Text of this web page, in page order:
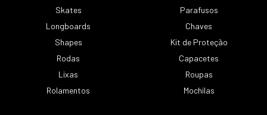
Skates
Longboards
Shapes
Rodas
Lixas
Rolamentos
Parafusos
Chaves
Kit de Proteção
Capacetes
Roupas
Mochilas